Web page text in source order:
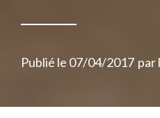
Publié le 07/04/2017 par